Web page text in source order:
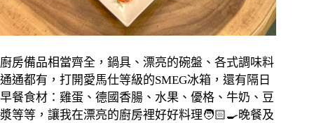
廚房備品相當齊全，鍋具、漂亮的碗盤、各式調味料
通通都有，打開愛馬仕等級的SMEG冰箱，還有隔日
早餐食材：雞蛋、德國香腸、水果、優格、牛奶、豆
漿等等，讓我在漂亮的廚房裡好好料理🧑🏻‍🍳晚餐及